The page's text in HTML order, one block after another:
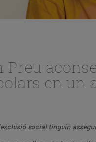
Preu
en un
social tinguin